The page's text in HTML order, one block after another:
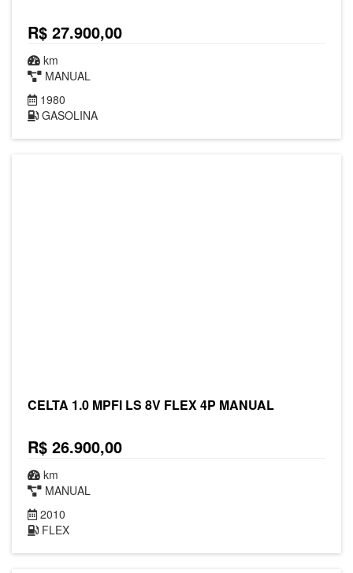
R$ 27.900,00
km
MANUAL
1980
GASOLINA
CELTA 1.0 MPFI LS 8V FLEX 4P MANUAL
R$ 26.900,00
km
MANUAL
2010
FLEX